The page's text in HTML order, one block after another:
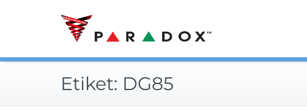
Etiket: DG85